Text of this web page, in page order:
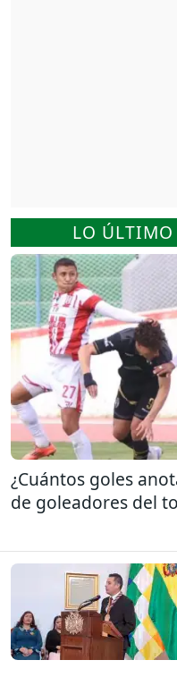
LO
¿Cuántos goles
de goleadores del